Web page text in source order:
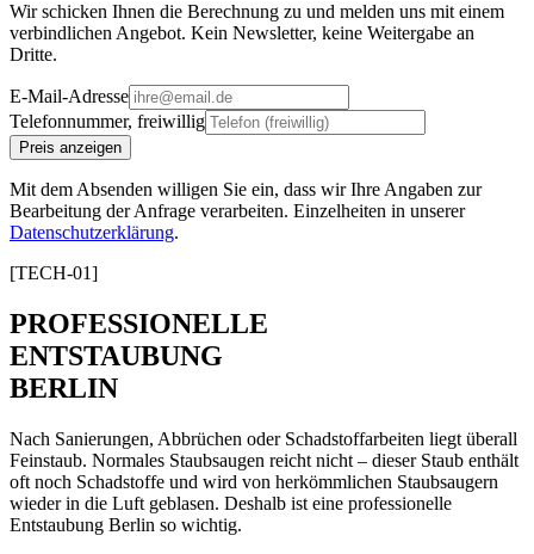
Wir schicken Ihnen die Berechnung zu und melden uns mit einem
verbindlichen Angebot. Kein Newsletter, keine Weitergabe an
Dritte.
E-Mail-Adresse
Telefonnummer, freiwillig
Preis anzeigen
Mit dem Absenden willigen Sie ein, dass wir Ihre Angaben zur
Bearbeitung der Anfrage verarbeiten. Einzelheiten in unserer
Datenschutzerklärung.
[TECH-01]
PROFESSIONELLE
ENTSTAUBUNG
BERLIN
Nach Sanierungen, Abbrüchen oder Schadstoffarbeiten liegt überall
Feinstaub. Normales Staubsaugen reicht nicht – dieser Staub enthält
oft noch Schadstoffe und wird von herkömmlichen Staubsaugern
wieder in die Luft geblasen. Deshalb ist eine professionelle
Entstaubung Berlin so wichtig.